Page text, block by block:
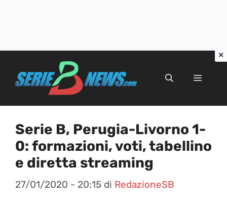
Menu
Serie B, Perugia-Livorno 1-
0: formazioni, voti, tabellino
e diretta streaming
27/01/2020 - 20:15 di RedazioneSB